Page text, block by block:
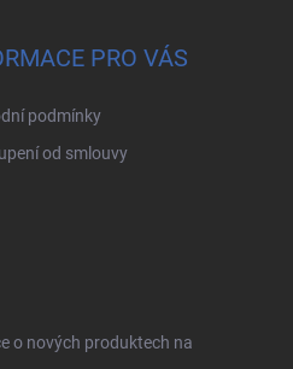
PRO VÁS
podmínky
od smlouvy
o nových produktech na